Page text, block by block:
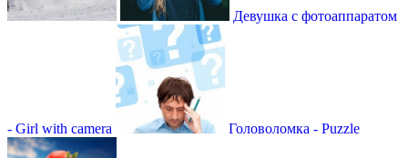
Девушка с фотоаппаратом
- Girl with camera Головоломка - Puzzle